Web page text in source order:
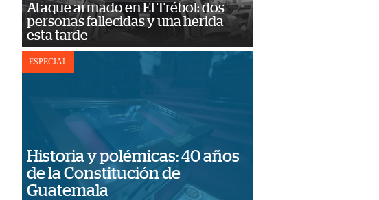
Ataque armado en El Trébol: dos
personas fallecidas y una herida
esta tarde
ESPECIAL
Historia y polémicas: 40 años
de la Constitución de
Guatemala